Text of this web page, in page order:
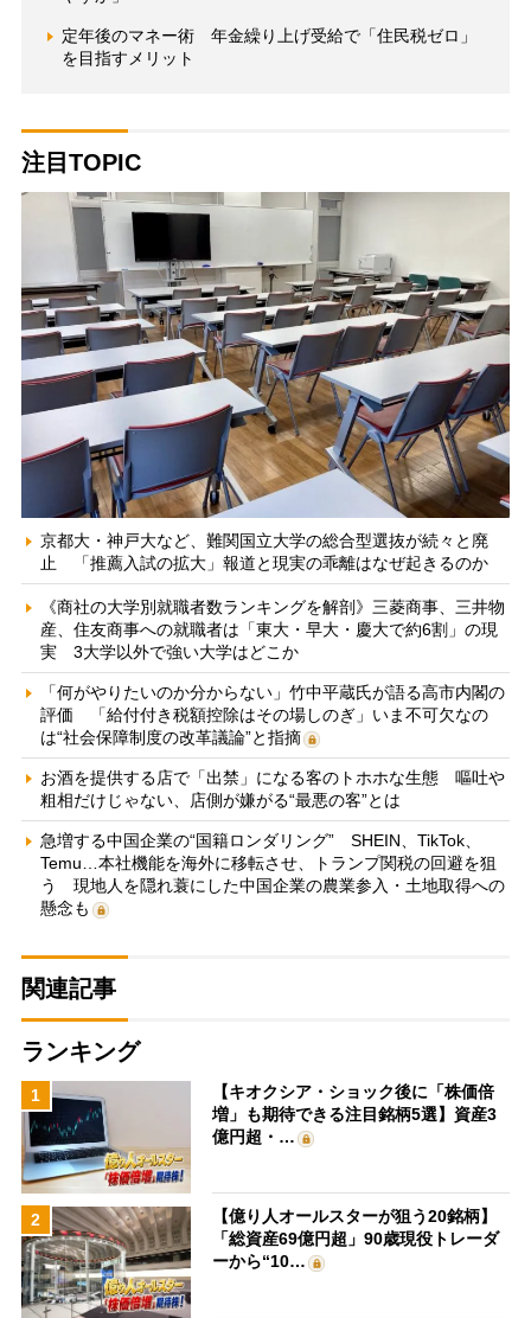
定年後のマネー術 年金繰り上げ受給で「住民税ゼロ」
を目指すメリット
注目TOPIC
京都大・神戸大など、難関国立大学の総合型選抜が続々と廃
止 「推薦入試の拡大」報道と現実の乖離はなぜ起きるのか
《商社の大学別就職者数ランキングを解剖》三菱商事、三井物
産、住友商事への就職者は「東大・早大・慶大で約6割」の現
実 3大学以外で強い大学はどこか
「何がやりたいのか分からない」竹中平蔵氏が語る高市内閣の
評価 「給付付き税額控除はその場しのぎ」いま不可欠なの
は“社会保障制度の改革議論”と指摘
お酒を提供する店で「出禁」になる客のトホホな生態 嘔吐や
粗相だけじゃない、店側が嫌がる“最悪の客”とは
急増する中国企業の“国籍ロンダリング” SHEIN、TikTok、
Temu…本社機能を海外に移転させ、トランプ関税の回避を狙
う 現地人を隠れ蓑にした中国企業の農業参入・土地取得への
懸念も
関連記事
ランキング
1
【キオクシア・ショック後に「株価倍
増」も期待できる注目銘柄5選】資産3
億円超・…
2
【億り人オールスターが狙う20銘柄】
「総資産69億円超」90歳現役トレーダ
ーから“10…